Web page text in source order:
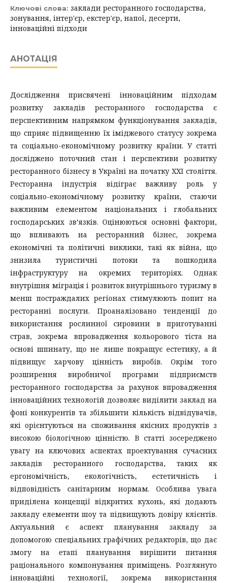
Ключові слова: заклади ресторанного господарства,
зонування, інтер'єр, екстер'єр, напої, десерти,
інноваційні підходи
АНОТАЦІЯ
Дослідження присвячені інноваційним підходам
розвитку закладів ресторанного господарства є
перспективним напрямком функціонування закладів,
що сприяє підвищенню їх іміджевого статусу зокрема
та соціально-економічному розвитку країни. У статті
досліджено поточний стан і перспективи розвитку
ресторанного бізнесу в Україні на початку XXI століття.
Ресторанна індустрія відіграє важливу роль у
соціально-економічному розвитку країни, стаючи
важливим елементом національних і глобальних
господарських зв’язків. Оцінюються основні фактори,
що впливають на ресторанний бізнес, зокрема
економічні та політичні виклики, такі як війна, що
знизила туристичні потоки та пошкодила
інфраструктуру на окремих територіях. Однак
внутрішня міграція і розвиток внутрішнього туризму в
менш постраждалих регіонах стимулюють попит на
ресторанні послуги. Проаналізовано тенденції до
використання рослинної сировини в приготуванні
страв, зокрема впровадження кольорового тіста на
основі шпинату, що не лише покращує естетику, а й
підвищує харчову цінність виробів. Окрім того
розширення виробничої програми підприємств
ресторанного господарства за рахунок впровадження
інноваційних технологій дозволяє виділити заклад на
фоні конкурентів та збільшити кількість відвідувачів,
які орієнтуються на споживання якісних продуктів з
високою біологічною цінністю. В статті зосереджено
увагу на ключових аспектах проектування сучасних
закладів ресторанного господарства, таких як
ергономічність, екологічність, естетичність і
відповідність санітарним нормам. Особлива увага
приділена концепції відкритих кухонь, які додають
закладу елементи шоу та підвищують довіру клієнтів.
Актуальний є аспект планування закладу за
допомогою спеціальних графічних редакторів, що дає
змогу на етапі планування вирішити питання
раціонального компонування приміщень. Розглянуто
інноваційні технології, зокрема використання